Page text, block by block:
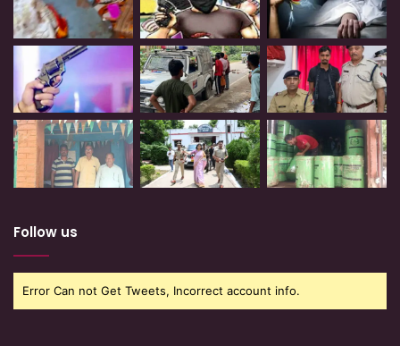
Follow us
Error Can not Get Tweets, Incorrect account info.